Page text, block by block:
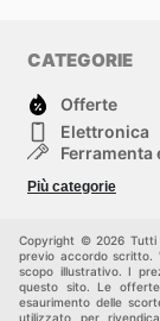
CATEGORIE
Offerte
Elettronica
Ferramenta
Bambini e
Più categorie
Copyright © 2026
previo accordo scritto.
scopo illustrativo. I
questo sito. Le
esaurimento delle
utilizzato per